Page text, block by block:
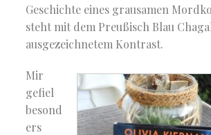
Geschichte eines grausamen
steht mit dem Preußisch Blau
ausgezeichnetem Kontrast.
Mir
gefiel
besond
ers